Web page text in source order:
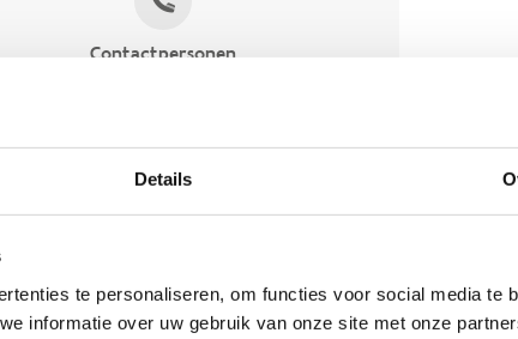
Details
te personaliseren, om functies voor social media te
informatie over uw gebruik van onze site met onze
Contactpersonen